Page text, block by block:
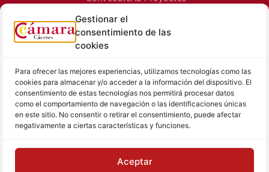
Gestionar el
consentimiento de las
cookies
Para ofrecer las mejores experiencias, utilizamos tecnologías como las
cookies para almacenar y/o acceder a la información del dispositivo. El
consentimiento de estas tecnologías nos permitirá procesar datos
como el comportamiento de navegación o las identificaciones únicas
en este sitio. No consentir o retirar el consentimiento, puede afectar
negativamente a ciertas características y funciones.
Aceptar
Señalización Comercial
Contacto
SALA DE PRENSA
Noticias Cámara
Sala de prensa
Hemeroteca
TEXTOS LEGALES
Aviso Legal
Política de Privacidad
Política de Cookies